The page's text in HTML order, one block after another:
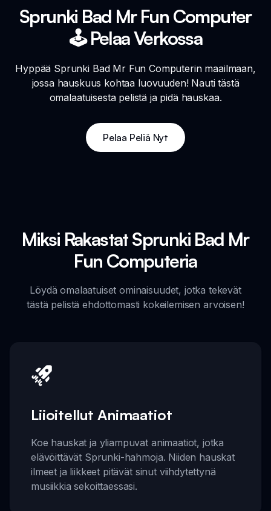
Sprunki Bad Mr Fun Computer
🕹️ Pelaa Verkossa
Hyppää Sprunki Bad Mr Fun Computerin maailmaan,
jossa hauskuus kohtaa luovuuden! Nauti tästä
omalaatuisesta pelistä ja pidä hauskaa.
Pelaa Peliä Nyt
Miksi Rakastat Sprunki Bad Mr
Fun Computeria
Löydä omalaatuiset ominaisuudet, jotka tekevät
tästä pelistä ehdottomasti kokeilemisen arvoisen!
Liioitellut Animaatiot
Koe hauskat ja yliampuvat animaatiot, jotka
elävöittävät Sprunki-hahmoja. Niiden hauskat
ilmeet ja liikkeet pitävät sinut viihdytettynä
musiikkia sekoittaessasi.